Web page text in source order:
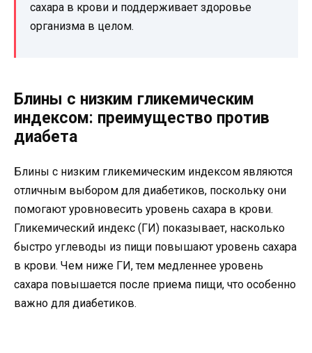
сахара в крови и поддерживает здоровье
организма в целом.
Блины с низким гликемическим
индексом: преимущество против
диабета
Блины с низким гликемическим индексом являются
отличным выбором для диабетиков, поскольку они
помогают уровновесить уровень сахара в крови.
Гликемический индекс (ГИ) показывает, насколько
быстро углеводы из пищи повышают уровень сахара
в крови. Чем ниже ГИ, тем медленнее уровень
сахара повышается после приема пищи, что особенно
важно для диабетиков.